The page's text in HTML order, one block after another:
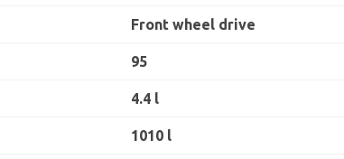
Front wheel drive
95
4.4 l
1010 l